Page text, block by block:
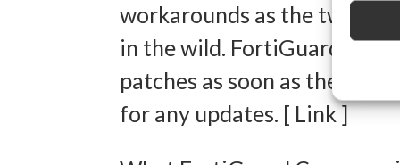
workarounds as the two
in the wild. FortiGuard
patches as soon as they are
for any updates. [ Link ]